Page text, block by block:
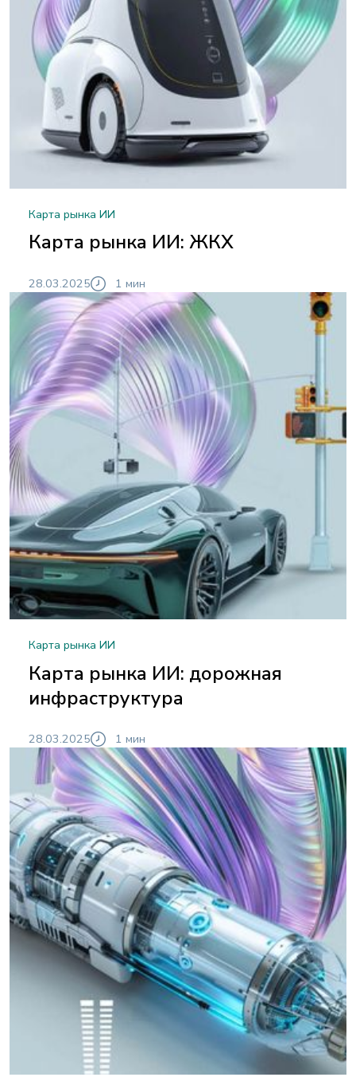
Карта рынка ИИ
Карта рынка ИИ: ЖКХ
28.03.2025 1 мин
Карта рынка ИИ
Карта рынка ИИ: дорожная
инфраструктура
28.03.2025 1 мин